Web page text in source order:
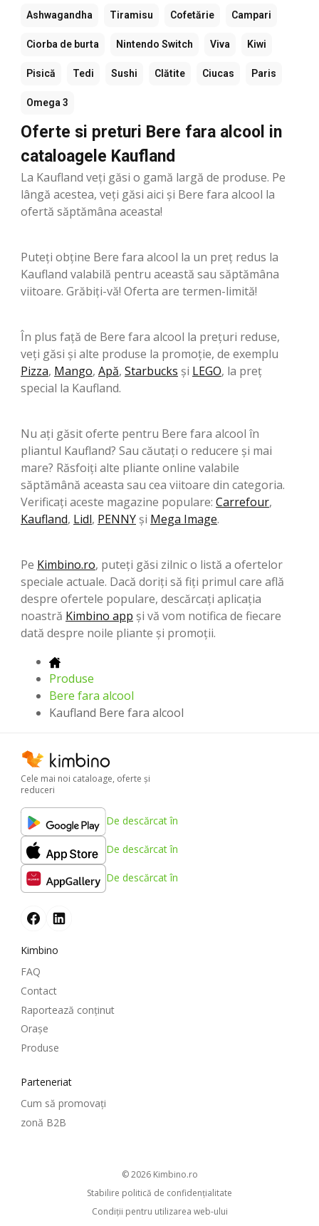
Ashwagandha Tiramisu Cofetărie Campari
Ciorba de burta Nintendo Switch Viva Kiwi
Pisică Tedi Sushi Clătite Ciucas Paris
Omega 3
Oferte si preturi Bere fara alcool in
cataloagele Kaufland
La Kaufland veți găsi o gamă largă de produse. Pe
lângă acestea, veți găsi aici și Bere fara alcool la
ofertă săptămâna aceasta!
Puteți obține Bere fara alcool la un preț redus la
Kaufland valabilă pentru această sau săptămâna
viitoare. Grăbiți-vă! Oferta are termen-limită!
În plus față de Bere fara alcool la prețuri reduse,
veți găsi și alte produse la promoție, de exemplu
Pizza, Mango, Apă, Starbucks şi LEGO, la preț
special la Kaufland.
Nu ați găsit oferte pentru Bere fara alcool în
pliantul Kaufland? Sau căutați o reducere și mai
mare? Răsfoiți alte pliante online valabile
săptămână aceasta sau cea viitoare din categoria.
Verificați aceste magazine populare: Carrefour,
Kaufland, Lidl, PENNY şi Mega Image.
Pe Kimbino.ro, puteți găsi zilnic o listă a ofertelor
speciale actuale. Dacă doriți să fiți primul care află
despre ofertele populare, descărcați aplicația
noastră Kimbino app și vă vom notifica de fiecare
dată despre noile pliante și promoții.
Produse
Bere fara alcool
Kaufland Bere fara alcool
Cele mai noi cataloage, oferte şi
reduceri
De descărcat în
De descărcat în
De descărcat în
Kimbino
FAQ
Contact
Raportează conținut
Oraşe
Produse
Parteneriat
Cum să promovați
zonă B2B
© 2026 kimbino.ro
Stabilire politică de confidenţialitate
Condiţii pentru utilizarea web-ului